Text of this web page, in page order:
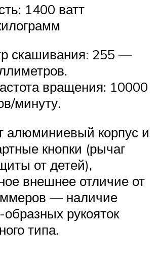
1400 ватт
скашивания: 255 —
вращения: 10000
минуту.
алюминиевый корпус и
кнопки (рычаг
от детей),
внешнее отличие от
— наличие
рукояток
типа.